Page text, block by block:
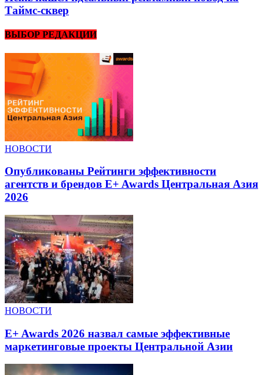
Таймс-сквер
ВЫБОР РЕДАКЦИИ
НОВОСТИ
Опубликованы Рейтинги эффективности
агентств и брендов E+ Awards Центральная Азия
2026
НОВОСТИ
E+ Awards 2026 назвал самые эффективные
маркетинговые проекты Центральной Азии